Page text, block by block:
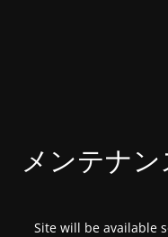
メンテナ
Site will be available